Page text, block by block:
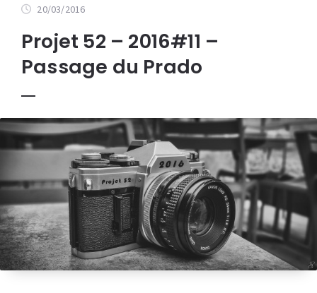
20/03/2016
Projet 52 – 2016#11 –
Passage du Prado